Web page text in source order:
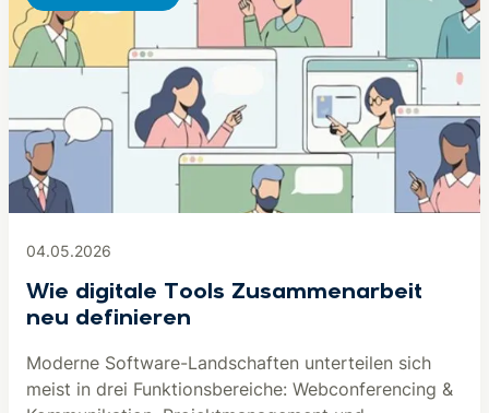
04.05.2026
Wie digitale Tools Zusammenarbeit
neu definieren
Moderne Software-Landschaften unterteilen sich
meist in drei Funktionsbereiche: Webconferencing &